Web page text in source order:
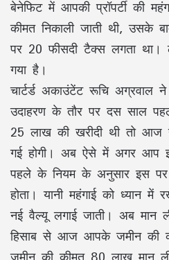
बेनेफिट में आपकी प्रॉपर्टी की
कीमत निकाली जाती थी, उसके
पर 20 फीसदी टैक्स लगता
गया है।
चार्टर्ड अकाउंटेंट रूचि अग्रवाल
उदाहरण के तौर पर दस साल
25 लाख की खरीदी थी तो
गई होगी। अब ऐसे में अगर आप
पहले के नियम के अनुसार इस
होता। यानी महंगाई को
नई वैल्यू लगाई जाती। अब मान
हिसाब से आज आपके जमीन की